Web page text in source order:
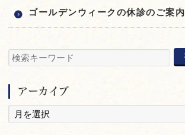
ゴールデンウィークの休診のご案内
アーカイブ